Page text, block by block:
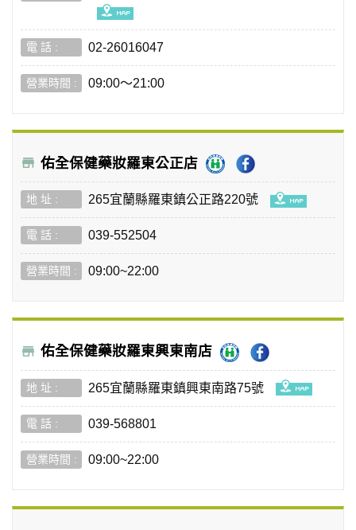
02-26016047
09:00～21:00
佑全保健藥妝羅東公正店
265宜蘭縣羅東鎮公正路220號
039-552504
09:00~22:00
佑全保健藥妝羅東興東南店
265宜蘭縣羅東鎮興東南路75號
039-568801
09:00~22:00